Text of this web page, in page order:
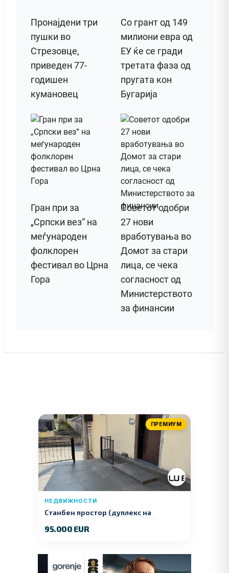
Пронајдени три
пушки во
Стрезовце,
приведен 77-
годишен
кумановец
Со грант од 149
милиони евра од
ЕУ ќе се гради
третата фаза од
пругата кон
Бугарија
Гран при за
„Српски вез“ на
меѓународен
фолклорен
фестивал во Црна
Гора
Советот одобри
27 нови
вработувања во
Домот за стари
лица, се чека
согласност од
Министерството
за финансии
ПРЕМИУМ
НЕДВИЖНОСТИ
Станбен простор (дуплекс на
продажба) – Ул. Стојан Арсов бр. 1,
Куманово
95.000 EUR